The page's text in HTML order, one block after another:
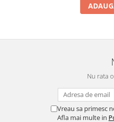
Nu rata
Vreau sa primesc
Afla mai multe in